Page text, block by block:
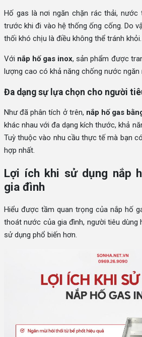
Hố gas là nơi ngăn chặn rác thải,
trước khi đi vào hệ thống ống cống. Do
thối khó chịu là điều không thể tránh khỏi.
Với nắp hố gas inox, sản phẩm được
lượng cao có khả năng chống nước ngăn
Đa dạng sự lựa chọn cho người
Như đã phân tích ở trên, nắp hố gas
khác nhau với đa dạng kích thước, khả
Tuỳ thuộc vào nhu cầu thực tế mà bạn
hợp nhất.
Lợi ích khi sử dụng nắp
gia đình
Hiểu được tầm quan trọng của nắp hố
thoát nước của gia đình, người tiêu dùng
sử dụng phổ biến hơn.